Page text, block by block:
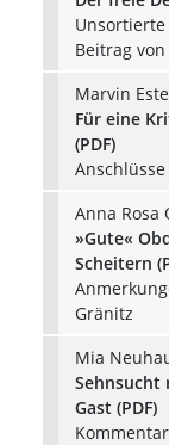
Beitrag
Marvin
Für eine
(PDF)
Anna Rosa
»Gute«
Scheitern
Gränitz
Mia
Sehnsucht
Gast (PDF)